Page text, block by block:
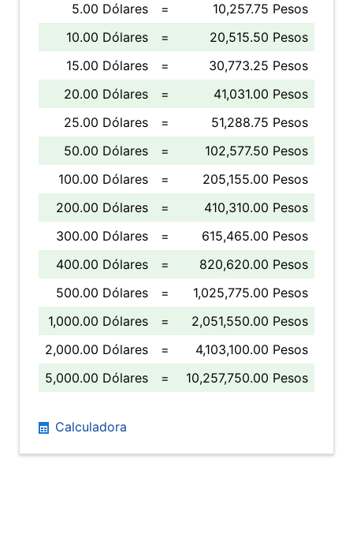
5.00 Dólares
=
10,257.75 Pesos
10.00 Dólares
=
20,515.50 Pesos
15.00 Dólares
=
30,773.25 Pesos
20.00 Dólares
=
41,031.00 Pesos
25.00 Dólares
=
51,288.75 Pesos
50.00 Dólares
=
102,577.50 Pesos
100.00 Dólares
=
205,155.00 Pesos
200.00 Dólares
=
410,310.00 Pesos
300.00 Dólares
=
615,465.00 Pesos
400.00 Dólares
=
820,620.00 Pesos
500.00 Dólares
=
1,025,775.00 Pesos
1,000.00 Dólares
=
2,051,550.00 Pesos
2,000.00 Dólares
=
4,103,100.00 Pesos
5,000.00 Dólares
= 10,257,750.00 Pesos
Calculadora